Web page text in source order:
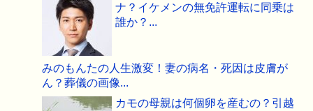
ナ？イケメンの無免許運転に同乗は
誰か？...
みのもんたの人生激変！妻の病名・死因は皮膚が
ん？葬儀の画像...
カモの母親は何個卵を産むの？引越